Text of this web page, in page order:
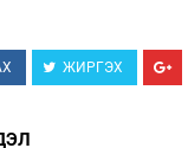
ЖИРГЭХ